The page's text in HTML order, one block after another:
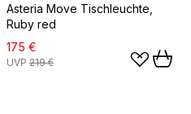
Asteria Move Tischleuchte,
Ruby red
175 €
UVP 219 €